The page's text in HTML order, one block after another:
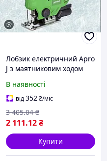
Лобзик електричний Apro
J з маятниковим ходом
В наявності
від352₴/міс
2 111.12₴
3 405.04 ₴
Купити